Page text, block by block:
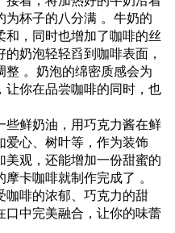
为杯子的八分满 。牛奶的
和，同时也增加了咖啡的丝
奶泡轻轻舀到咖啡表面，
整 。奶泡的绵密质感会为
让你在品尝咖啡的同时，也
些鲜奶油，用巧克力酱在鲜
爱心、树叶等，作为装饰
美观，还能增加一份甜蜜的
卡咖啡就制作完成了 。
咖啡的浓郁、巧克力的甜
口中完美融合，让你的味蕾